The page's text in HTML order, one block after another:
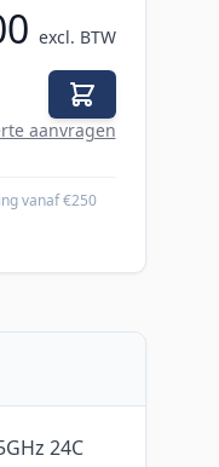
excl. BTW
aanvragen
vanaf €250
24C